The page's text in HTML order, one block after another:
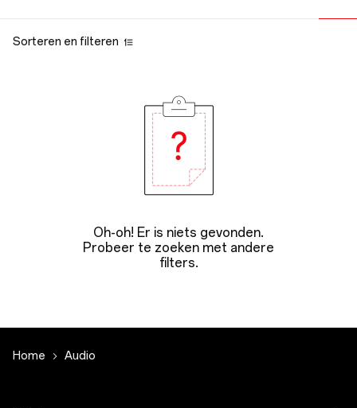
Sorteren en filteren
Oh-oh! Er is niets gevonden.
Probeer te zoeken met andere
filters.
Home Audio